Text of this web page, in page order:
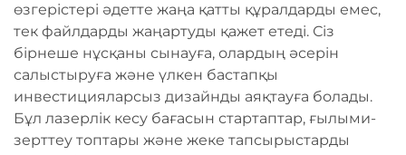
өзгерістері әдетте жаңа қатты құралдарды емес,
тек файлдарды жаңартуды қажет етеді. Сіз
бірнеше нұсқаны сынауға, олардың әсерін
салыстыруға және үлкен бастапқы
инвестицияларсыз дизайнды аяқтауға болады.
Бұл лазерлік кесу бағасын стартаптар, ғылыми-
зерттеу топтары және жеке тапсырыстарды